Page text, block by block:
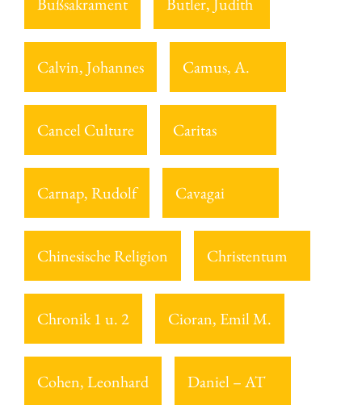
Calvin, Johannes Camus, A.
Cancel Culture Caritas
Carnap, Rudolf Cavagai
Chinesische Religion Christentum
Chronik 1 u. 2 Cioran, Emil M.
Cohen, Leonhard Daniel – AT